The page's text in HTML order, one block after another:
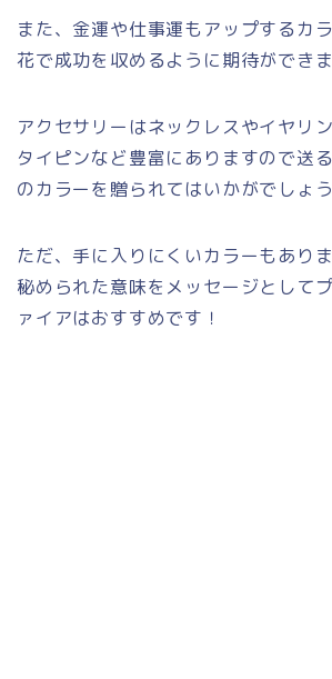
また、金運や仕事運もアップするカ
花で成功を収めるように期待ができま
アクセサリーはネックレスやイヤリ
タイピンなど豊富にありますので送
のカラーを贈られてはいかがでしょう
ただ、手に入りにくいカラーもあり
秘められた意味をメッセージとして
ァイアはおすすめです！